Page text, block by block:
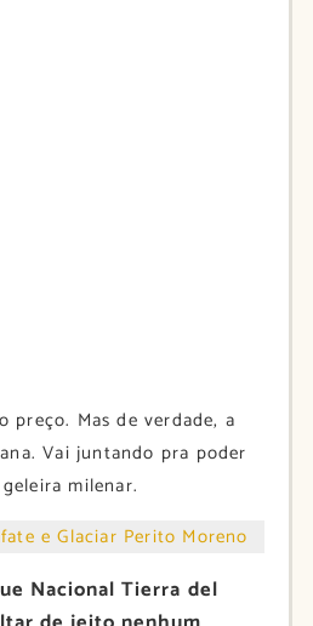
preço. Mas de verdade, a
Vai juntando pra poder
milenar.
e Glaciar Perito Moreno
Nacional Tierra del